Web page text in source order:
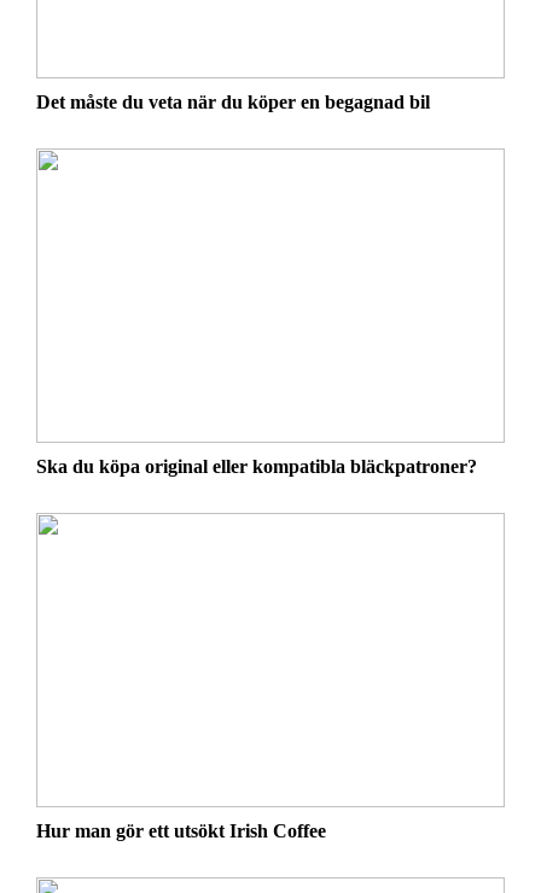
Det måste du veta när du köper en begagnad bil
Ska du köpa original eller kompatibla bläckpatroner?
Hur man gör ett utsökt Irish Coffee